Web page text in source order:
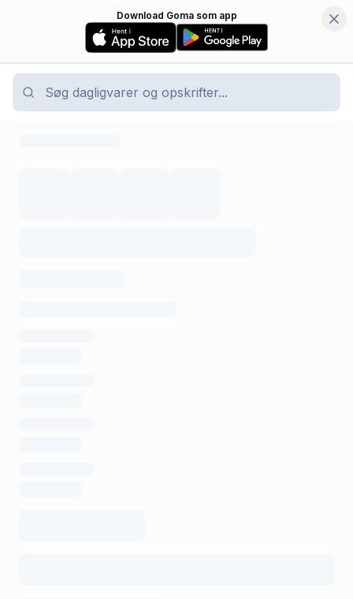
Download Goma som app